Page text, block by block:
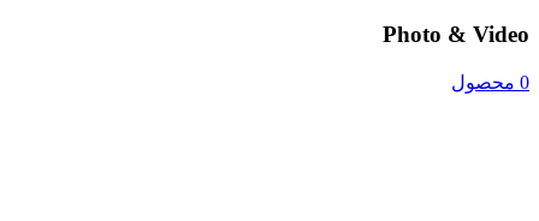
Photo & Video
0 محصول